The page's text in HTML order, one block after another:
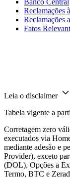
Banco Central
Reclamações
Reclamações
Fatos
Leia o disclaimer
Tabela vigente a
Corretagem zero
executados via
mediante adesão e
Provider), exceto
(DOL), Opções a
Termo, BTC e